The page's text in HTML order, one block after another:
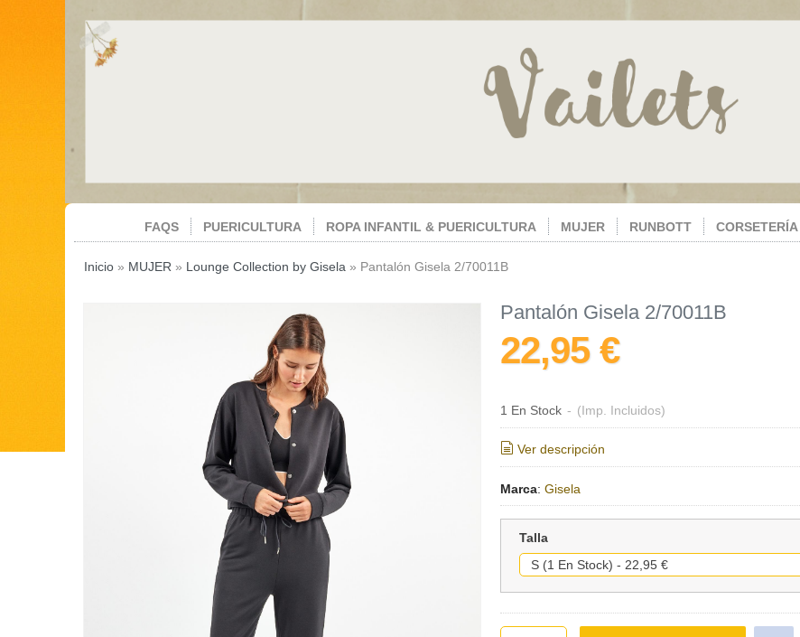
FAQS PUERICULTURA ROPA INFANTIL & PUERICULTURA MUJER RUNBOTT
Inicio » MUJER » Lounge Collection by Gisela » Pantalón Gisela 2/70011B
Pantalón Gisela 2/70011B
22,95 €
1 En Stock - (Imp. Incluidos)
Ver descripción
Marca: Gisela
Talla